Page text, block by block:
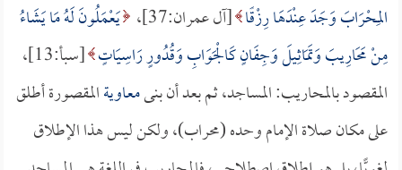
المِحْرَابَ وَجَدَ عِنْدَهَا رِزْقًا [آل عمران:37]،
يَعْمَلُونَ لَهُ مَا يَشَاءُ
مِنْ مَحَارِيبَ وَتَمَاثِيلَ وَجِفَانٍ كَالْجَوَابِ وَقُدُورٍ رَاسِيَاتٍ
[سبأ:13]،
المقصود بالمحاريب: المساجد، ثم بعد أن بنىمعاويةالمقصورة أطلق
على مكان صلاة الإمام وحده (محراب)، ولكن ليس هذا الإطلاق